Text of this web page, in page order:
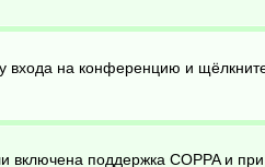
входа на конференцию и
поддержка COPPA и